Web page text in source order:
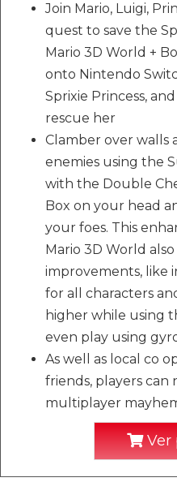
Join Mario, Luigi,
quest to save the
Mario 3D World +
onto Nintendo
Sprixie Princess,
rescue her
Clamber over walls
enemies using the
with the Double
Box on your head
your foes. This
Mario 3D World
improvements, like
for all characters
higher while using
even play using
As well as local co
friends, players can
multiplayer
Ver